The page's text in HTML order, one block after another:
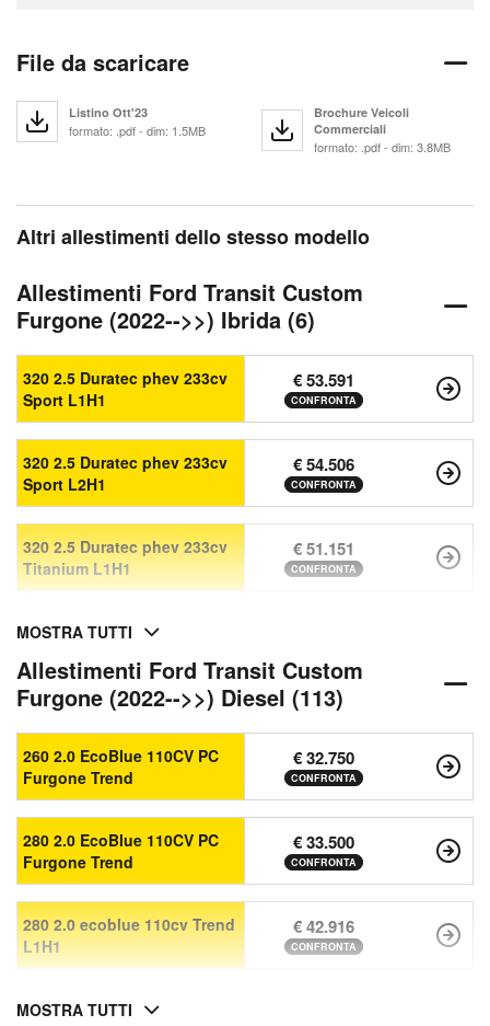
File da scaricare
Listino Ott'23
formato: .pdf - dim: 1.5MB
Brochure Veicoli
Commerciali
formato: .pdf - dim: 3.8MB
Altri allestimenti dello stesso modello
Allestimenti Ford Transit Custom
Furgone (2022-->>) Ibrida (6)
320 2.5 Duratec phev 233cv
Sport L1H1
€ 53.591
CONFRONTA
320 2.5 Duratec phev 233cv
Sport L2H1
€ 54.506
CONFRONTA
320 2.5 Duratec phev 233cv
Titanium L1H1
€ 51.151
CONFRONTA
MOSTRA TUTTI
Allestimenti Ford Transit Custom
Furgone (2022-->>) Diesel (113)
260 2.0 EcoBlue 110CV PC
Furgone Trend
€ 32.750
CONFRONTA
280 2.0 EcoBlue 110CV PC
Furgone Trend
€ 33.500
CONFRONTA
280 2.0 ecoblue 110cv Trend
L1H1
€ 42.916
CONFRONTA
MOSTRA TUTTI